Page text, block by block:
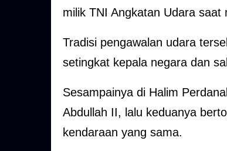
milik TNI Angkatan Udara
Tradisi pengawalan udara
setingkat kepala negara dan
Sesampainya di Halim
Abdullah II, lalu keduanya
kendaraan yang sama.